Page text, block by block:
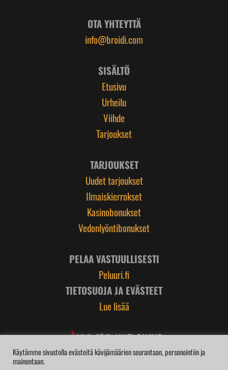
OTA YHTEYTTÄ
info@broidi.com
SISÄLTÖ
Etusivu
Urheilu
Viihde
Tarjoukset
TARJOUKSET
Uudet tarjoukset
Ilmaiskierrokset
Kasinobonukset
Vedonlyöntibonukset
PELAA VASTUULLISESTI
Peluuri.fi
TIETOSUOJA JA EVÄSTEET
Lue lisää
Käytämme sivustolla evästeitä kävijämäärien seurantaan, personointiin ja
mainontaan.